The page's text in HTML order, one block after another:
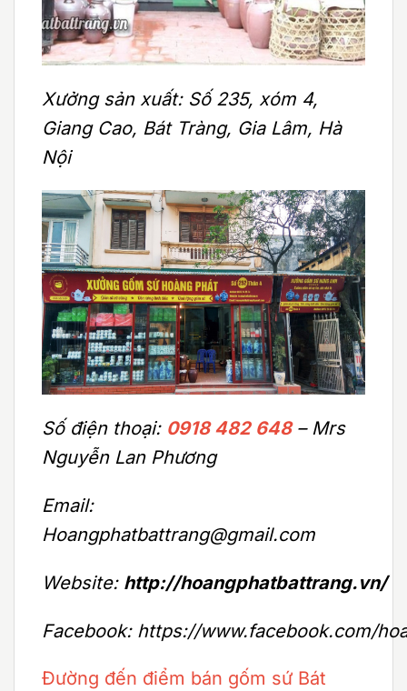
Xưởng sản xuất: Số 235, xóm 4,
Giang Cao, Bát Tràng, Gia Lâm, Hà
Nội
Số điện thoại: 0918 482 648– Mrs
Nguyễn Lan Phương
Email:
Hoangphatbattrang@gmail.com
Website: http://hoangphatbattrang.vn/
Facebook: https://www.facebook.com/
Đường đến điểm bán gốm sứ Bát